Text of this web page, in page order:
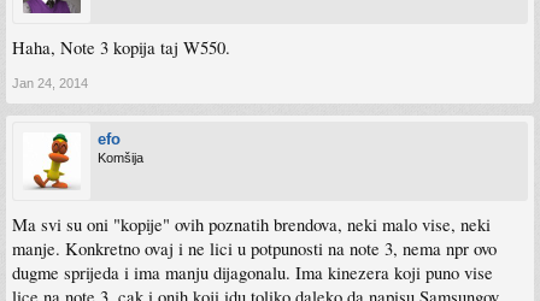
Haha, Note 3 kopija taj W550.
Jan 24, 2014
efo
Komšija
Ma svi su oni "kopije" ovih poznatih brendova, neki malo vise, neki
manje. Konkretno ovaj i ne lici u potpunosti na note 3, nema npr ovo
dugme sprijeda i ima manju dijagonalu. Ima kinezera koji puno vise